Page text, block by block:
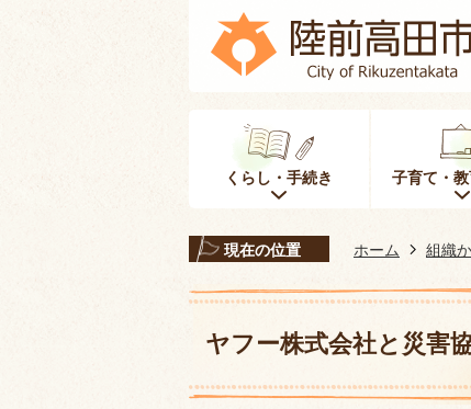
くらし・手続き 子育て・
現在の位置 ホーム 組織
ヤフー株式会社と災害